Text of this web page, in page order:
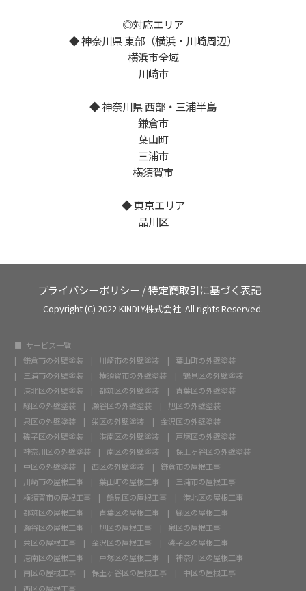
◎対応エリア
◆ 神奈川県 東部（横浜・川崎周辺）
横浜市全域
川崎市
◆ 神奈川県 西部・三浦半島
鎌倉市
葉山町
三浦市
横須賀市
◆ 東京エリア
品川区
プライバシーポリシー /特定商取引に基づく表記
Copyright (C) 2022 KINDLY株式会社. All rights Reserved.
サービス一覧
鎌倉市の外壁塗装
川崎市の外壁塗装
葉山町の外壁塗装
三浦市の外壁塗装
横須賀市の外壁塗装
鶴見区の外壁塗装
港北区の外壁塗装
都筑区の外壁塗装
青葉区の外壁塗装
緑区の外壁塗装
瀬谷区の外壁塗装
旭区の外壁塗装
泉区の外壁塗装
栄区の外壁塗装
金沢区の外壁塗装
磯子区の外壁塗装
港南区の外壁塗装
戸塚区の外壁塗装
神奈川区の外壁塗装
南区の外壁塗装
保土ヶ谷区の外壁塗装
中区の外壁塗装
西区の外壁塗装
鎌倉市の屋根工事
川崎市の屋根工事
葉山町の屋根工事
三浦市の屋根工事
横須賀市の屋根工事
鶴見区の屋根工事
港北区の屋根工事
都筑区の屋根工事
青葉区の屋根工事
緑区の屋根工事
瀬谷区の屋根工事
旭区の屋根工事
泉区の屋根工事
栄区の屋根工事
金沢区の屋根工事
磯子区の屋根工事
港南区の屋根工事
戸塚区の屋根工事
神奈川区の屋根工事
南区の屋根工事
保土ヶ谷区の屋根工事
中区の屋根工事
西区の屋根工事